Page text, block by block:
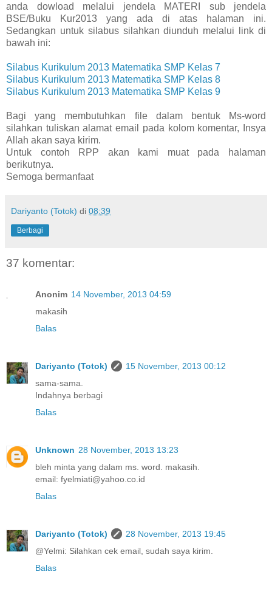
anda dowload melalui jendela MATERI sub jendela
BSE/Buku Kur2013 yang ada di atas halaman ini.
Sedangkan untuk silabus silahkan diunduh melalui link di
bawah ini:
Silabus Kurikulum 2013 Matematika SMP Kelas 7
Silabus Kurikulum 2013 Matematika SMP Kelas 8
Silabus Kurikulum 2013 Matematika SMP Kelas 9
Bagi yang membutuhkan file dalam bentuk Ms-word
silahkan tuliskan alamat email pada kolom komentar, Insya
Allah akan saya kirim.
Untuk contoh RPP akan kami muat pada halaman
berikutnya.
Semoga bermanfaat
Dariyanto (Totok) di 08:39
Berbagi
37 komentar:
Anonim 14 November, 2013 04:59
makasih
Balas
Dariyanto (Totok)
15 November, 2013 00:12
sama-sama.
Indahnya berbagi
Balas
Unknown 28 November, 2013 13:23
bleh minta yang dalam ms. word. makasih.
email: fyelmiati@yahoo.co.id
Balas
Dariyanto (Totok)
28 November, 2013 19:45
@Yelmi: Silahkan cek email, sudah saya kirim.
Balas